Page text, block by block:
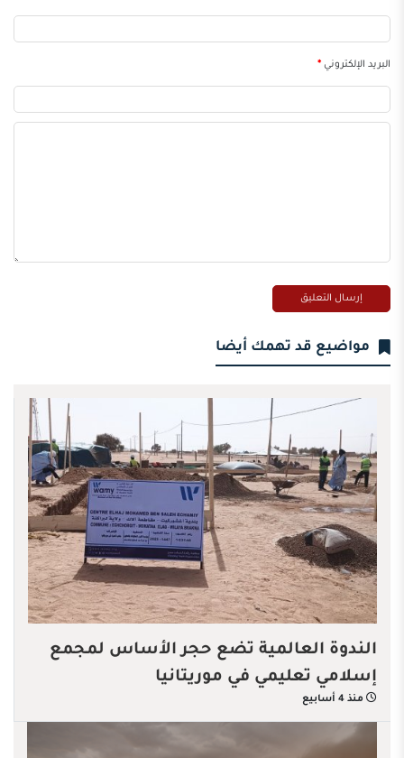
البريد الإلكتروني*
مواضيع قد تهمك أيضا
الندوة العالمية تضع حجر الأساس لمجمع
إسلامي تعليمي في موريتانيا
منذ 4 أسابيع